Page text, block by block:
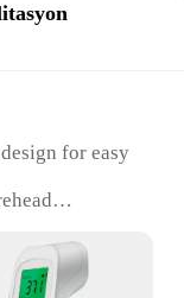
for easy
in